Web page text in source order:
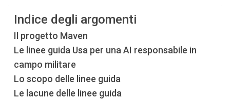
Indice degli argomenti
Il progetto Maven
Le linee guida Usa per una AI responsabile in
campo militare
Lo scopo delle linee guida
Le lacune delle linee guida